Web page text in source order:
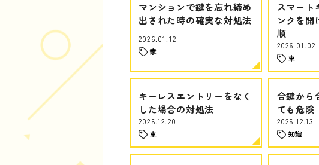
マンションで鍵を忘れ締め
出された時の確実な対処法
2026.01.12
家
スマート
ンクを開
順
2026.01.02
車
キーレスエントリーをなく
した場合の対処法
2025.12.20
車
合鍵から
ても危険
2025.12.13
知識